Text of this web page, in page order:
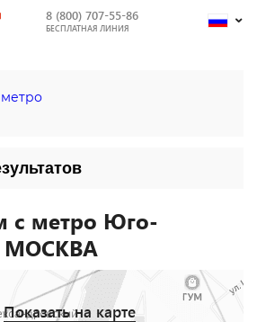
8 (800) 707-55-86
БЕСПЛАТНАЯ ЛИНИЯ
с метро Юго-
МОСКВА
Показать на карте